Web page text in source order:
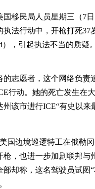
国移民局人员星期三（7
执法行动中，开枪打死37
），引起执法不当的质疑。
的志愿者，这个网络负责
行动。她的死亡发生在
该市进行ICE“有史以来
国边境巡逻特工在俄勒
，也进一步加剧联邦与
部却称，这名驾驶员试图